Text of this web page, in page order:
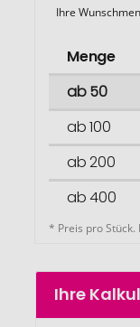
Ihre
Menge
ab 50
ab 100
ab 200
ab 400
* Preis pro Stück.
Ihre